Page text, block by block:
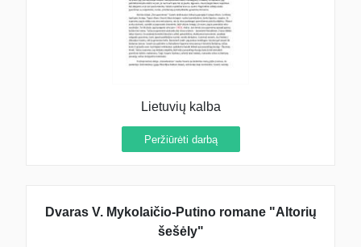
Lietuvių kalba
Peržiūrėti darbą
Dvaras V. Mykolaičio-Putino romane "Altorių
šešėly"